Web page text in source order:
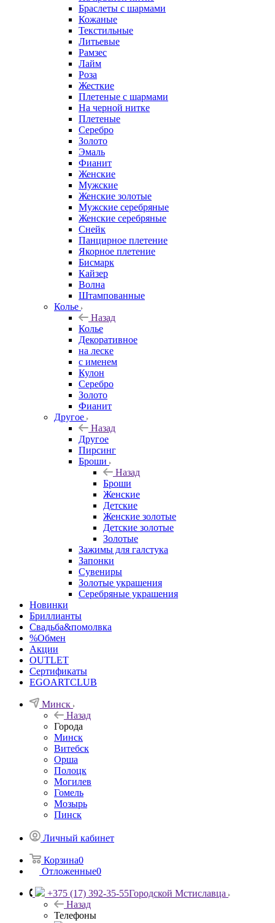
Браслеты с шармами
Кожаные
Текстильные
Литьевые
Рамзес
Лайм
Роза
Жесткие
Плетеные с шармами
На черной нитке
Плетеные
Серебро
Золото
Эмаль
Фианит
Женские
Мужские
Женские золотые
Мужские серебряные
Женские серебряные
Снейк
Панцирное плетение
Якорное плетение
Бисмарк
Кайзер
Волна
Штампованные
Колье
Назад
Колье
Декоративное
на леске
с именем
Кулон
Серебро
Золото
Фианит
Другое
Назад
Другое
Пирсинг
Броши
Назад
Броши
Женские
Детские
Женские золотые
Детские золотые
Золотые
Зажимы для галстука
Запонки
Сувениры
Золотые украшения
Серебряные украшения
Новинки
Бриллианты
Свадьба&помолвка
%Обмен
Акции
OUTLET
Сертификаты
EGOARTCLUB
Минск
Назад
Города
Минск
Витебск
Орша
Полоцк
Могилев
Гомель
Мозырь
Пинск
Личный кабинет
Корзина0
Отложенные0
+375 (17) 392-35-55Городской Мстиславца
Назад
Телефоны